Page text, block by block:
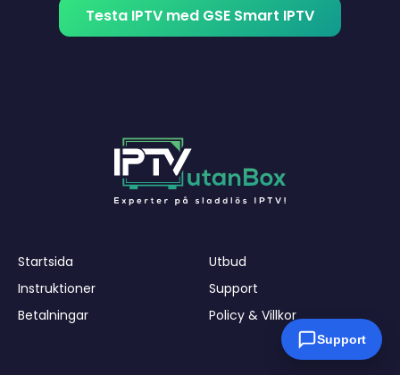
Testa IPTV med GSE Smart IPTV
Startsida
Instruktioner
Betalningar
Utbud
Support
Policy & Villkor
Support